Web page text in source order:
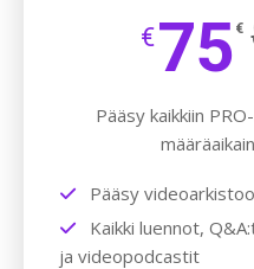
€75 €
Pääsy kaikkiin
Pääsy
Kaikki luennot,
ja videopodcastit